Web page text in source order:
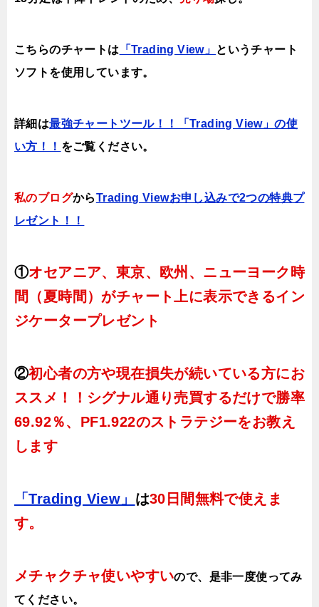
こちらのチャートは 「Trading View」 というチャート
ソフトを使用しています。
詳細は最強チャートツール！！「Trading View」の使
い方！！ をご覧ください。
私のブログからTrading Viewお申し込みで2つの特典プ
レゼント！！
①オセアニア、東京、欧州、ニューヨーク時
間（夏時間）がチャート上に表示できるイン
ジケータープレゼント
②初心者の方や現在損失が続いている方にお
ススメ！！シグナル通り売買するだけで勝率
69.92％、PF1.922のストラテジーをお教え
します
「Trading View」 は30日間無料で使えま
す。
メチャクチャ使いやすいので、 是非一度使ってみ
てください。